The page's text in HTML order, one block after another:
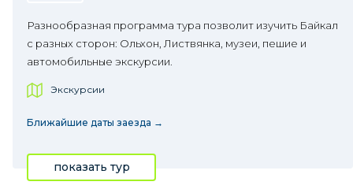
Разнообразная программа тура позволит изучить Байкал
с разных сторон: Ольхон, Листвянка, музеи, пешие и
автомобильные экскурсии.
Экскурсии
Ближайшие даты заезда →
показать тур